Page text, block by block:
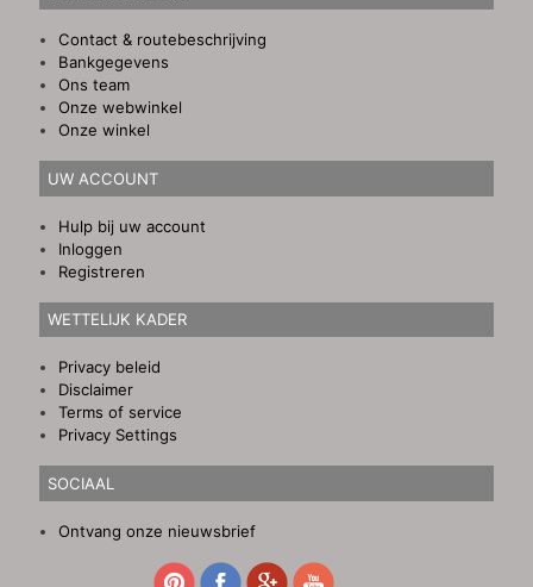
Contact & routebeschrijving
Bankgegevens
Ons team
Onze webwinkel
Onze winkel
UW ACCOUNT
Hulp bij uw account
Inloggen
Registreren
WETTELIJK KADER
Privacy beleid
Disclaimer
Terms of service
Privacy Settings
SOCIAAL
Ontvang onze nieuwsbrief